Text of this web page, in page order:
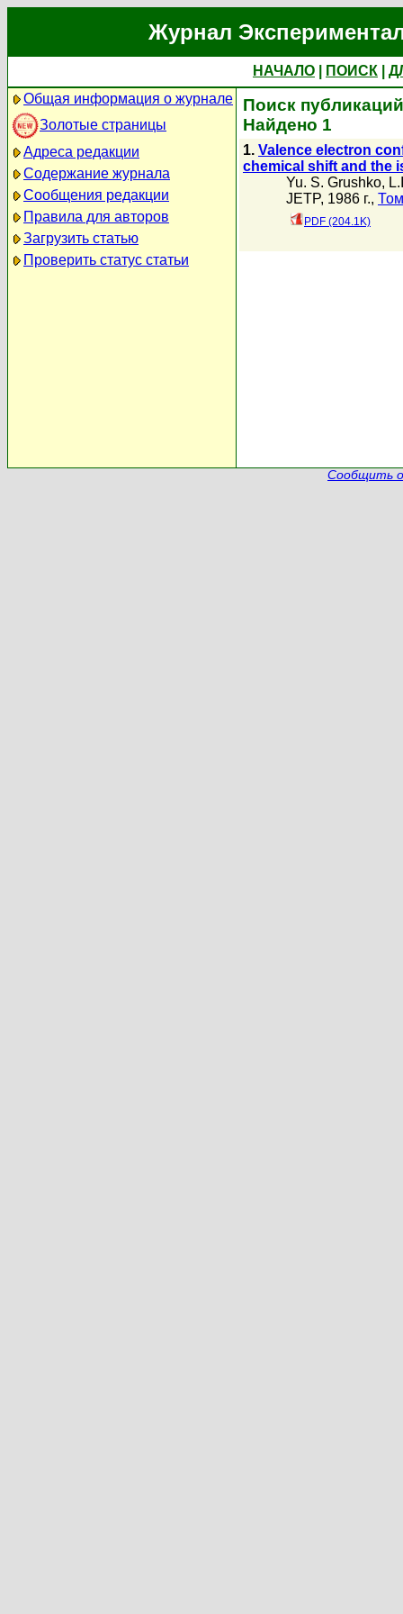
Журнал
НАЧАЛО ПОИСК
Общая информация о журнале
Золотые страницы
Адреса редакции
Содержание журнала
Сообщения редакции
Правила для авторов
Загрузить статью
Проверить статус статьи
Поиск
Найдено 1
1. Valence electron
chemical shift and the
Yu. S. Grushko,
JETP, 1986 г.,
PDF (204.1K)
Сообщить о